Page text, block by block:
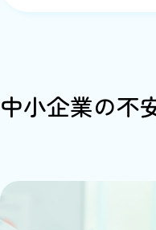
中小企業の不